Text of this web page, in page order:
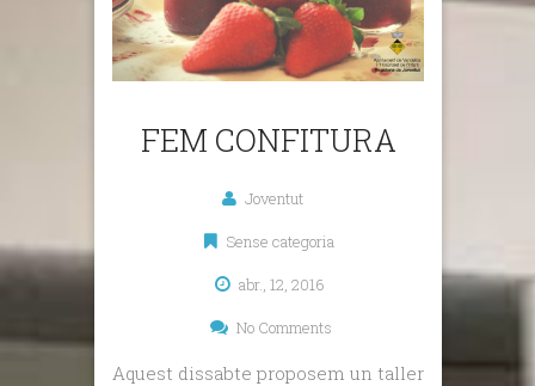
FEM CONFITURA
Joventut
Sense categoria
abr., 12, 2016
No Comments
Aquest dissabte proposem un taller